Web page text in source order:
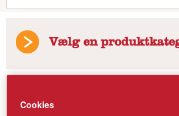
Vælg en
Cookies